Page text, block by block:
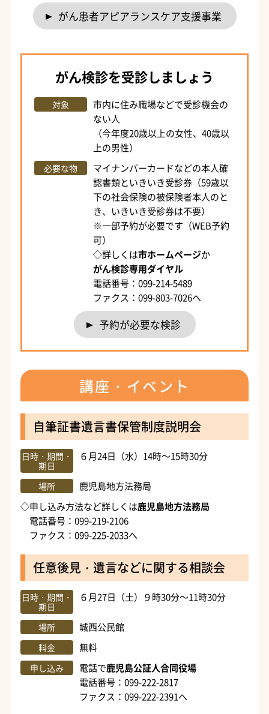
がん患者アピアランスケア支援事業
がん検診を受診しましょう
対象
市内に住み職場などで受診機会の
ない人
（今年度20歳以上の女性、40歳以
上の男性）
必要な物
マイナンバーカードなどの本人確
認書類といきいき受診券（59歳以
下の社会保険の被保険者本人のと
き、いきいき受診券は不要）
※一部予約が必要です（WEB予約
可）
◇詳しくは市ホームページか
がん検診専用ダイヤル
電話番号：099-214-5489
ファクス：099-803-7026へ
予約が必要な検診
講座・イベント
自筆証書遺言書保管制度説明会
日時・期間・
期日
６月24日（水）14時～15時30分
場所
鹿児島地方法務局
◇申し込み方法など詳しくは鹿児島地方法務局
電話番号：099-219-2106
ファクス：099-225-2033へ
任意後見・遺言などに関する相談会
日時・期間・
期日
６月27日（土）９時30分～11時30分
場所 城西公民館
料金 無料
申し込み 電話で鹿児島公証人合同役場
電話番号：099-222-2817
ファクス：099-222-2391へ